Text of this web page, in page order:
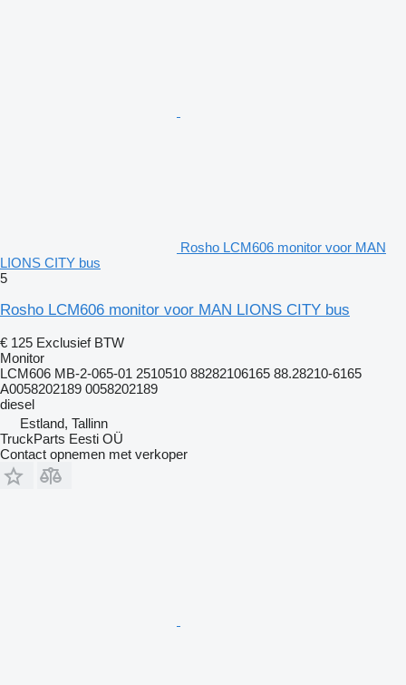
Rosho LCM606 monitor voor MAN
LIONS CITY bus
5
Rosho LCM606 monitor voor MAN LIONS CITY bus
€ 125 Exclusief BTW
Monitor
LCM606 MB-2-065-01 2510510 88282106165 88.28210-6165
A0058202189 0058202189
diesel
Estland, Tallinn
TruckParts Eesti OÜ
Contact opnemen met verkoper